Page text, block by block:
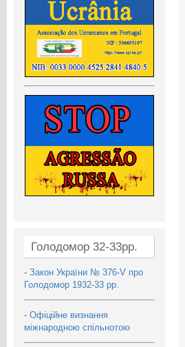
Голодомор 32-33рр.
- Закон України № 376-V про
Голодомор 1932-33 рр.
- Офіційне визнання
міжнародною спільнотою